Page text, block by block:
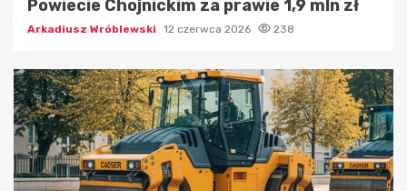
Powiecie Chojnickim za prawie 1,9 mln zł
Arkadiusz Wróblewski 12 czerwca 2026 238